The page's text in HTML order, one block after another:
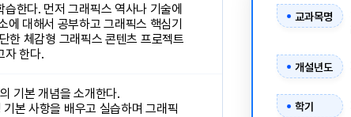
한다. 먼저 그래픽스 역사나 기술에
에 대해서 공부하고 그래픽스 핵심기
한 체감형 그래픽스 콘텐츠 프로젝트
자 한다.
기본 개념을 소개한다.
본 사항을 배우고 실습하며 그래픽
교과목명
개설년도
학기